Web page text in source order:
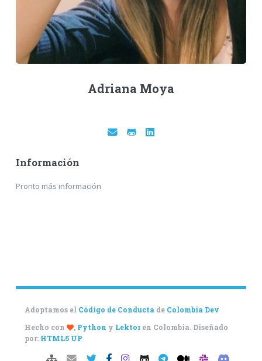
Adriana Moya
Información
Pronto más información
Adoptamos el Código de Conductade Colombia Dev
Hecho con
, Python y Lektoren Colombia. Diseñado
por: HTML5 UP